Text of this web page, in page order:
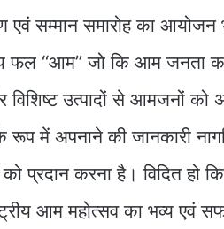
एवं सम्मान समारोह का
फल ‘‘आम’’ जो कि आम
विशिष्ट उत्पादों से आमजनों को
में अपनाने की जानकारी
प्रदान करना है। विदित हो कि
आम महोत्सव का भव्य